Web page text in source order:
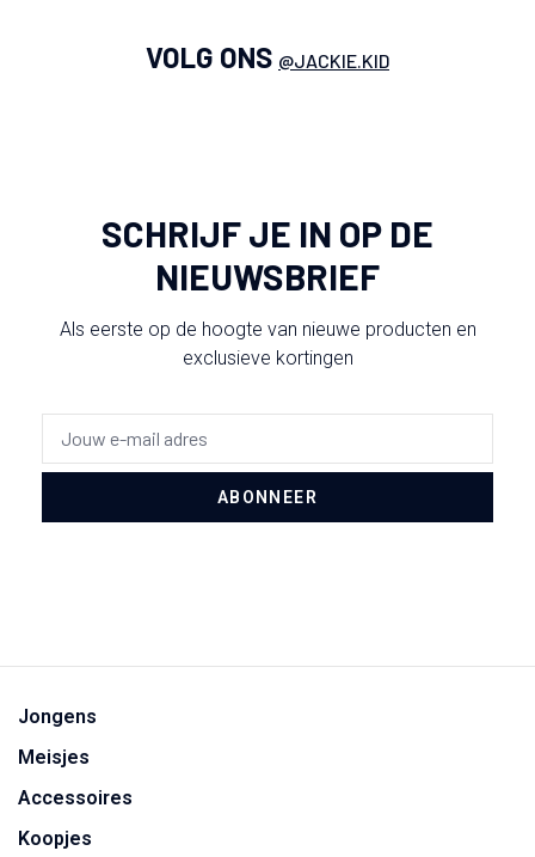
VOLG ONS @JACKIE.KID
SCHRIJF JE IN OP DE
NIEUWSBRIEF
Als eerste op de hoogte van nieuwe producten en
exclusieve kortingen
ABONNEER
Jongens
Meisjes
Accessoires
Koopjes